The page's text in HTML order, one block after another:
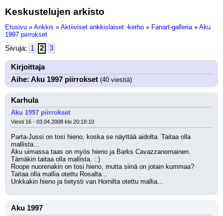
Keskustelujen arkisto
Etusivu » Ankkis » Aktiiviset ankkislaiset -kerho » Fanart-galleria » Aku
1997 piirrokset
Sivuja: 1 2 3
Kirjoittaja
Aihe: Aku 1997 piirrokset (40 viestiä)
Karhula
Aku 1997 piirrokset
Viesti 16 - 03.04.2008 klo 20:18:10
Parta-Jussi on tosi hieno, koska se näyttää aidolta. Taitaa olla
mallista...
Aku uimassa taas on myös hieno ja Barks Cavazzanomainen.
Tämäkin taitaa olla mallista. ::)
Roope nuorenakin on tosi hieno, mutta siinä on jotain kummaa?
Taitaa olla mallia otettu Rosalta...
Unkkakin hieno ja tietysti van Hornilta otettu mallia...
Aku 1997